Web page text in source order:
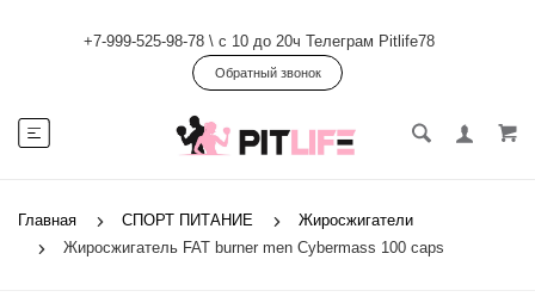
+7-999-525-98-78 \ с 10 до 20ч Телеграм Pitlife78
Обратный звонок
Главная СПОРТ ПИТАНИЕ
Жиросжигатели
Жиросжигатель FAT burner men Cybermass 100 caps